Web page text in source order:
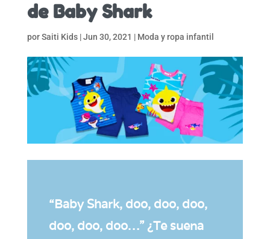
de Baby Shark
porSaiti Kids|Jun 30, 2021 | Moda y ropa infantil
“Baby Shark, doo, doo, doo,
doo, doo, doo…” ¿Te suena